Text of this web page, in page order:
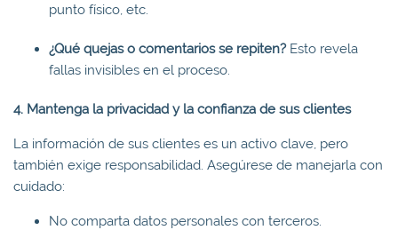
punto físico, etc.
¿Qué quejas o comentarios se repiten?Esto revela
fallas invisibles en el proceso.
4. Mantenga la privacidad y la confianza de sus clientes
La información de sus clientes es un activo clave, pero
también exige responsabilidad. Asegúrese de manejarla con
cuidado:
No comparta datos personales con terceros.